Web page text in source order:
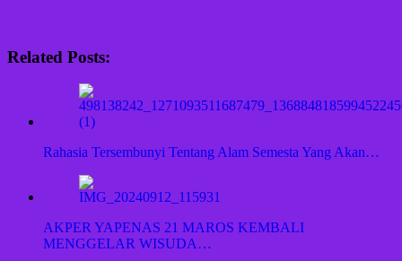
Related Posts:
Rahasia Tersembunyi Tentang Alam Semesta Yang Akan…
AKPER YAPENAS 21 MAROS KEMBALI
MENGGELAR WISUDA…